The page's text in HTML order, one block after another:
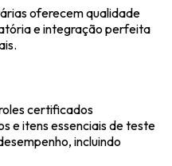
oferecem qualidade
e integração perfeita
certificados
e itens essenciais de teste
incluindo